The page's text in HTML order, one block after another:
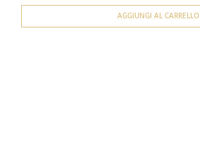
AGGIUNGI AL CARRELLO